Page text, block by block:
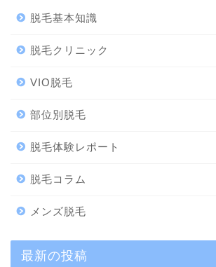
脱毛基本知識
脱毛クリニック
VIO脱毛
部位別脱毛
脱毛体験レポート
脱毛コラム
メンズ脱毛
最新の投稿